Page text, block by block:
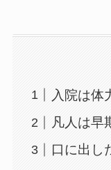
入院は体
凡人は早
口に出し